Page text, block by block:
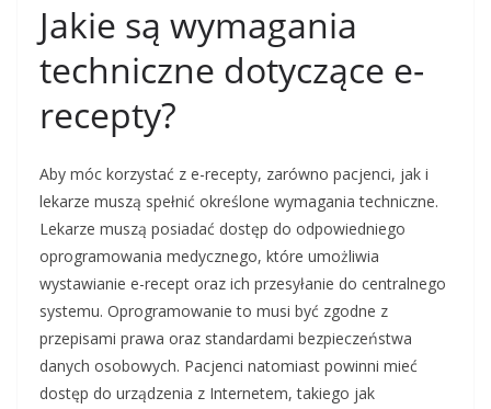
Jakie są wymagania
techniczne dotyczące e-
recepty?
Aby móc korzystać z e-recepty, zarówno pacjenci, jak i
lekarze muszą spełnić określone wymagania techniczne.
Lekarze muszą posiadać dostęp do odpowiedniego
oprogramowania medycznego, które umożliwia
wystawianie e-recept oraz ich przesyłanie do centralnego
systemu. Oprogramowanie to musi być zgodne z
przepisami prawa oraz standardami bezpieczeństwa
danych osobowych. Pacjenci natomiast powinni mieć
dostęp do urządzenia z Internetem, takiego jak